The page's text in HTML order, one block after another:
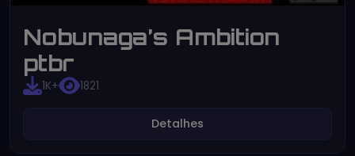
Nobunaga’s Ambition
ptbr
1K+ 1821
Detalhes